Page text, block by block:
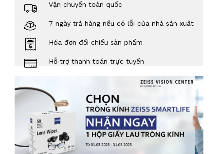
Vận chuyển toàn quốc
7 ngày trả hàng nếu có lỗi của nhà sản xuất
Hóa đơn đối chiếu sản phẩm
Hỗ trợ thanh toán trực tuyến